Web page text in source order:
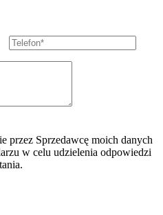
przez Sprzedawcę moich danych
w celu udzielenia odpowiedzi